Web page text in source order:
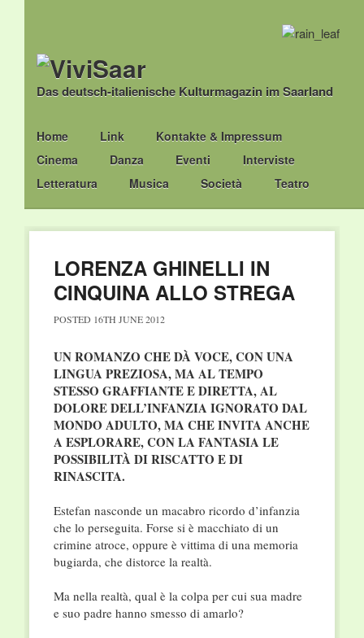
Das deutsch-italienische Kulturmagazin im Saarland
Main menu
Skip
to
content
Home Link
Kontakte & Impressum
Cinema
Danza Eventi
Interviste
Letteratura
Musica Società Teatro
LORENZA GHINELLI IN
CINQUINA ALLO STREGA
POSTED 16TH JUNE 2012
UN ROMANZO CHE DÀ VOCE, CON UNA
LINGUA PREZIOSA, MA AL TEMPO
STESSO GRAFFIANTE E DIRETTA, AL
DOLORE DELL’INFANZIA IGNORATO DAL
MONDO ADULTO, MA CHE INVITA ANCHE
A ESPLORARE, CON LA FANTASIA LE
POSSIBILITÀ DI RISCATTO E DI
RINASCITA.
Estefan nasconde un macabro ricordo d’infanzia
che lo perseguita. Forse si è macchiato di un
crimine atroce, oppure è vittima di una memoria
bugiarda, che distorce la realtà.
Ma nella realtà, qual è la colpa per cui sua madre
e suo padre hanno smesso di amarlo?